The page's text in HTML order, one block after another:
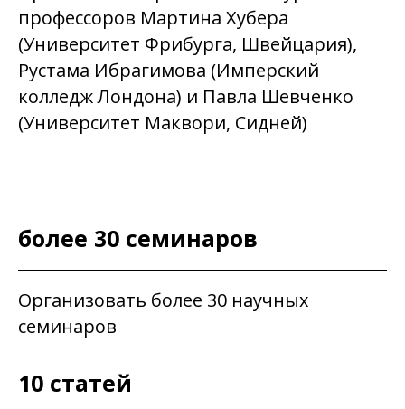
профессоров Мартина Хубера
(Университет Фрибурга, Швейцария),
Рустама Ибрагимова (Имперский
колледж Лондона) и Павла Шевченко
(Университет Маквори, Сидней)
более 30 семинаров
Организовать более 30 научных
семинаров
10 статей